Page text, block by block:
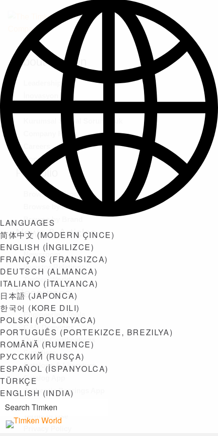
LANGUAGES
简体中文 (MODERN ÇINCE)
ENGLISH (İNGILIZCE)
FRANÇAIS (FRANSIZCA)
DEUTSCH (ALMANCA)
ITALIANO (İTALYANCA)
日本語 (JAPONCA)
한국어 (KORE DILI)
POLSKI (POLONYACA)
PORTUGUÊS (PORTEKIZCE, BREZILYA)
ROMÂNĂ (RUMENCE)
РУССКИЙ (RUSÇA)
ESPAÑOL (İSPANYOLCA)
TÜRKÇE
ENGLISH (INDIA)
About Timken
Kurumsal Sosyal Sorumluluk
Company FAQs
Contact
Portfolio
Browse by Product
Browse by Market
Browse by Brand
News & Articles
Newsroom
Investor Relations
Timken World
Resources
Engineering Tools
CAD Drawings
Quality Certifications
Suppliers
Catalogs & Literature
Catalog App
Authentic Bearings App
Ulaşılabilirlik
Terms of Use